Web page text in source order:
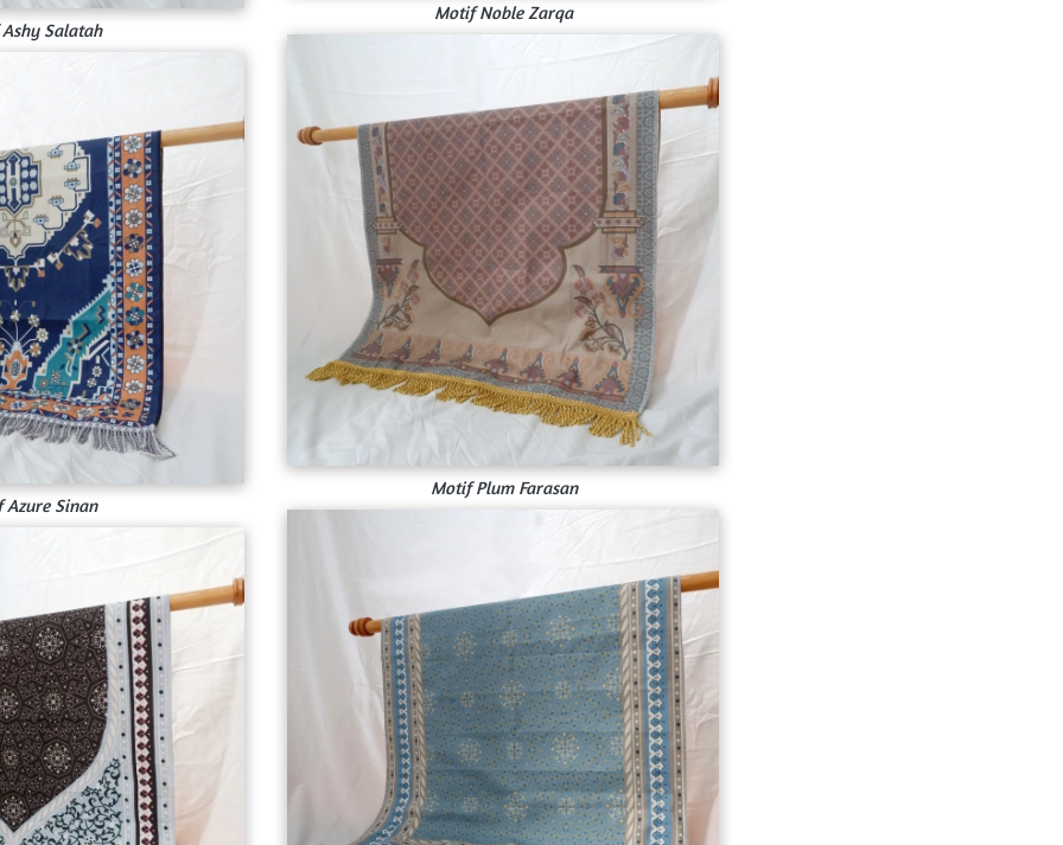
Salatah
Sinan
Motif Noble Zarqa
Motif Plum Farasan